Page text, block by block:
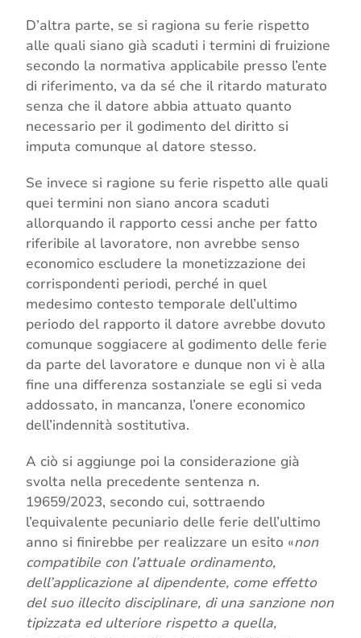
D’altra parte, se si ragiona su ferie rispetto
alle quali siano già scaduti i termini di fruizione
secondo la normativa applicabile presso l’ente
di riferimento, va da sé che il ritardo maturato
senza che il datore abbia attuato quanto
necessario per il godimento del diritto si
imputa comunque al datore stesso.
Se invece si ragione su ferie rispetto alle quali
quei termini non siano ancora scaduti
allorquando il rapporto cessi anche per fatto
riferibile al lavoratore, non avrebbe senso
economico escludere la monetizzazione dei
corrispondenti periodi, perché in quel
medesimo contesto temporale dell’ultimo
periodo del rapporto il datore avrebbe dovuto
comunque soggiacere al godimento delle ferie
da parte del lavoratore e dunque non vi è alla
fine una differenza sostanziale se egli si veda
addossato, in mancanza, l’onere economico
dell’indennità sostitutiva.
A ciò si aggiunge poi la considerazione già
svolta nella precedente sentenza n.
19659/2023, secondo cui, sottraendo
l’equivalente pecuniario delle ferie dell’ultimo
anno si finirebbe per realizzare un esito «non
compatibile con l’attuale ordinamento,
dell’applicazione al dipendente, come effetto
del suo illecito disciplinare, di una sanzione non
tipizzata ed ulteriore rispetto a quella,